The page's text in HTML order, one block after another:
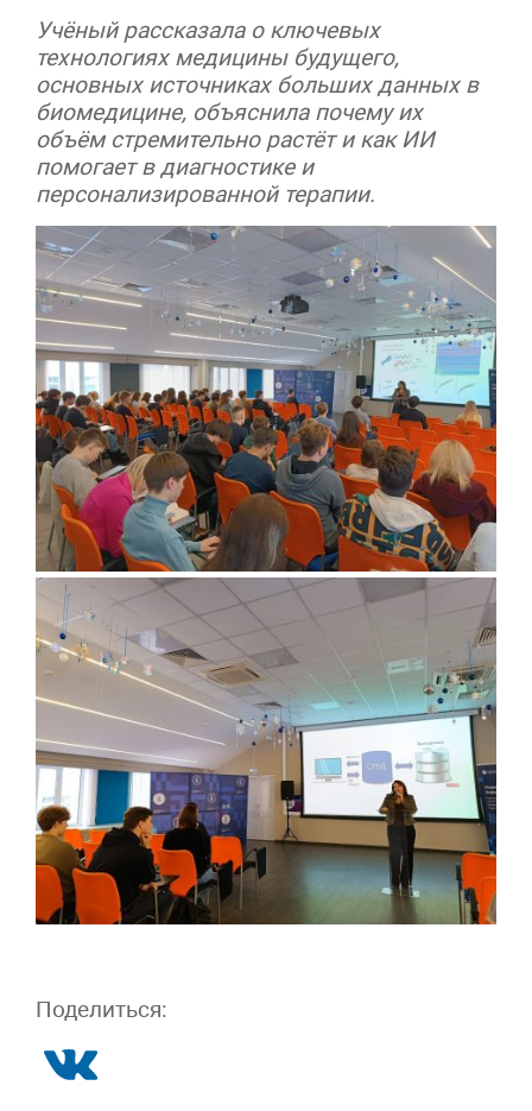
Учёный рассказала о ключевых
технологиях медицины будущего,
основных источниках больших данных в
биомедицине, объяснила почему их
объём стремительно растёт и как ИИ
помогает в диагностике и
персонализированной терапии.
Поделиться: